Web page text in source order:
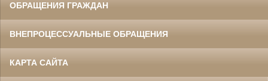
ОБРАЩЕНИЯ ГРАЖДАН
ВНЕПРОЦЕССУАЛЬНЫЕ ОБРАЩЕНИЯ
КАРТА САЙТА